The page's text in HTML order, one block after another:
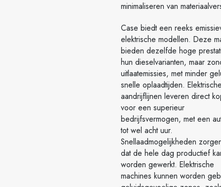
minimaliseren van
Case biedt een reeks
elektrische modellen. Deze
bieden dezelfde hoge
hun dieselvarianten, maar
uitlaatemissies, met minder
snelle oplaadtijden.
aandrijflijnen leveren direct
voor een superieur
bedrijfsvermogen, met een
tot wel acht uur.
Snellaadmogelijkheden
dat de hele dag productief
worden gewerkt. Elektrische
machines kunnen worden